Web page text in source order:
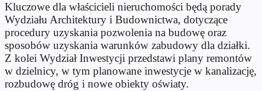
Kluczowe dla właścicieli nieruchomości będą porady
Wydziału Architektury i Budownictwa, dotyczące
procedury uzyskania pozwolenia na budowę oraz
sposobów uzyskania warunków zabudowy dla działki.
Z kolei Wydział Inwestycji przedstawi plany remontów
w dzielnicy, w tym planowane inwestycje w kanalizację,
rozbudowę dróg i nowe obiekty oświaty.